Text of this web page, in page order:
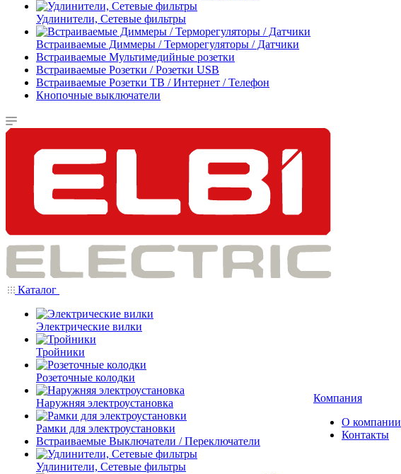
Удлинители, Сетевые фильтры
Встраиваемые Диммеры / Терморегуляторы / Датчики
Встраиваемые Мультимедийные розетки
Встраиваемые Розетки / Розетки USB
Встраиваемые Розетки ТВ / Интернет / Телефон
Кнопочные выключатели
Каталог
Электрические вилки
Тройники
Розеточные колодки
Наружняя электроустановка
Рамки для электроустановки
Встраиваемые Выключатели / Переключатели
Удлинители, Сетевые фильтры
Компания
О компании
Контакты